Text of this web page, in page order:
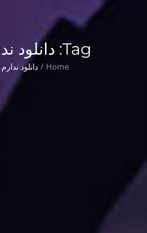
Tag: دانلود
Home دانلود ندارم